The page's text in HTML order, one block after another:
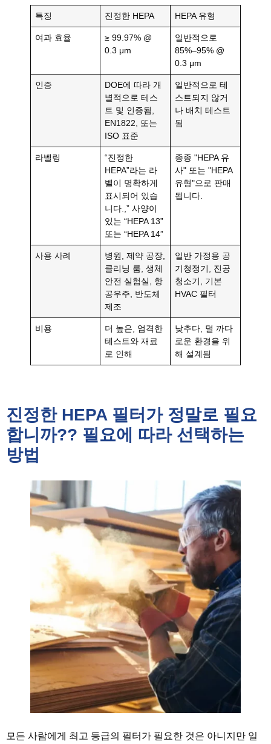
특징 진정한 HEPA HEPA 유형
여과 효율
≥ 99.97% @
0.3 μm
일반적으로
85%–95% @
0.3 μm
인증
DOE에 따라 개
별적으로 테스
트 및 인증됨,
EN1822, 또는
ISO 표준
일반적으로 테
스트되지 않거
나 배치 테스트
됨
라벨링
“진정한
HEPA”라는 라
벨이 명확하게
표시되어 있습
니다.,” 사양이
있는 “HEPA 13”
또는 “HEPA 14”
종종 "HEPA 유
사" 또는 "HEPA
유형"으로 판매
됩니다.
사용 사례
병원, 제약 공장,
클리닝 룸, 생체
안전 실험실, 항
공우주, 반도체
제조
일반 가정용 공
기청정기, 진공
청소기, 기본
HVAC 필터
비용
더 높은, 엄격한
테스트와 재료
로 인해
낮추다, 덜 까다
로운 환경을 위
해 설계됨
진정한 HEPA 필터가 정말로 필요
합니까?? 필요에 따라 선택하는
방법
모든 사람에게 최고 등급의 필터가 필요한 것은 아니지만 일